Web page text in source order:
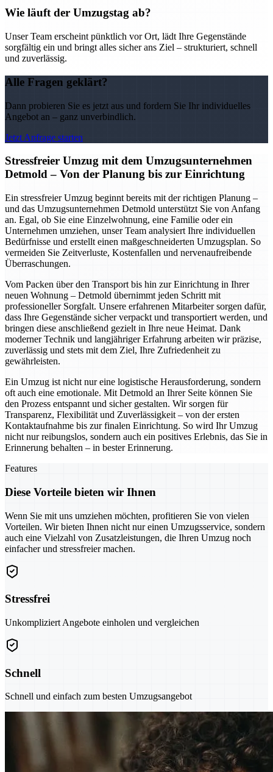
Wie läuft der Umzugstag ab?
Unser Team erscheint pünktlich vor Ort, lädt Ihre Gegenstände
sorgfältig ein und bringt alles sicher ans Ziel – strukturiert, schnell
und zuverlässig.
Alle Fragen geklärt?
Dann probieren Sie es jetzt aus und fordern Sie Ihr individuelles
Angebot an – ganz unverbindlich.
Jetzt Anfrage starten
Stressfreier Umzug mit dem Umzugsunternehmen
Detmold – Von der Planung bis zur Einrichtung
Ein stressfreier Umzug beginnt bereits mit der richtigen Planung –
und das Umzugsunternehmen Detmold unterstützt Sie von Anfang
an. Egal, ob Sie eine Einzelwohnung, eine Familie oder ein
Unternehmen umziehen, unser Team analysiert Ihre individuellen
Bedürfnisse und erstellt einen maßgeschneiderten Umzugsplan. So
vermeiden Sie Zeitverluste, Kostenfallen und nervenaufreibende
Überraschungen.
Vom Packen über den Transport bis hin zur Einrichtung in Ihrer
neuen Wohnung – Detmold übernimmt jeden Schritt mit
professioneller Sorgfalt. Unsere erfahrenen Mitarbeiter sorgen dafür,
dass Ihre Gegenstände sicher verpackt und transportiert werden, und
bringen diese anschließend gezielt in Ihre neue Heimat. Dank
moderner Technik und langjähriger Erfahrung arbeiten wir präzise,
zuverlässig und stets mit dem Ziel, Ihre Zufriedenheit zu
gewährleisten.
Ein Umzug ist nicht nur eine logistische Herausforderung, sondern
oft auch eine emotionale. Mit Detmold an Ihrer Seite können Sie
den Prozess entspannt und sicher gestalten. Wir sorgen für
Transparenz, Flexibilität und Zuverlässigkeit – von der ersten
Kontaktaufnahme bis zur finalen Einrichtung. So wird Ihr Umzug
nicht nur reibungslos, sondern auch ein positives Erlebnis, das Sie in
Erinnerung behalten – in bester Erinnerung.
Features
Diese Vorteile bieten wir Ihnen
Wenn Sie mit uns umziehen möchten, profitieren Sie von vielen
Vorteilen. Wir bieten Ihnen nicht nur einen Umzugsservice, sondern
auch eine Vielzahl von Zusatzleistungen, die Ihren Umzug noch
einfacher und stressfreier machen.
Stressfrei
Unkompliziert Angebote einholen und vergleichen
Schnell
Schnell und einfach zum besten Umzugsangebot